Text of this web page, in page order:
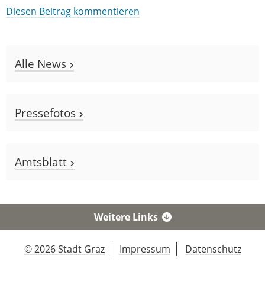
Diesen Beitrag kommentieren
Alle News
Pressefotos
Amtsblatt
Weitere Links
© 2026 Stadt Graz Impressum Datenschutz